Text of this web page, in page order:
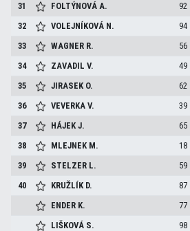
31
FOLTÝNOVÁA. 92
32
VOLEJNÍKOVÁ N. 94
33
WAGNER R. 56
34
ZAVADILV. 49
35
JIRASEK O. 62
36
VEVERKAV. 39
37
HÁJEKJ. 65
38
MLEJNEK M. 18
39
STELZER L. 59
40
KRUŽLÍK D. 87
ENDER K. 77
LIŠKOVÁ S. 98